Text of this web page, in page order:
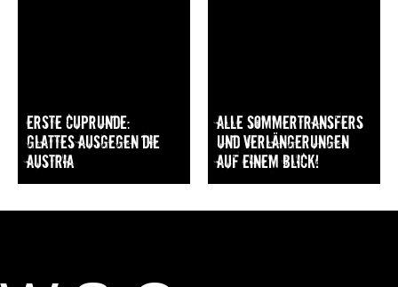
Erste Cuprunde:
Glattes Ausgegen die
Austria
Alle Sommertransfers
und Verlängerungen
auf einem Blick!